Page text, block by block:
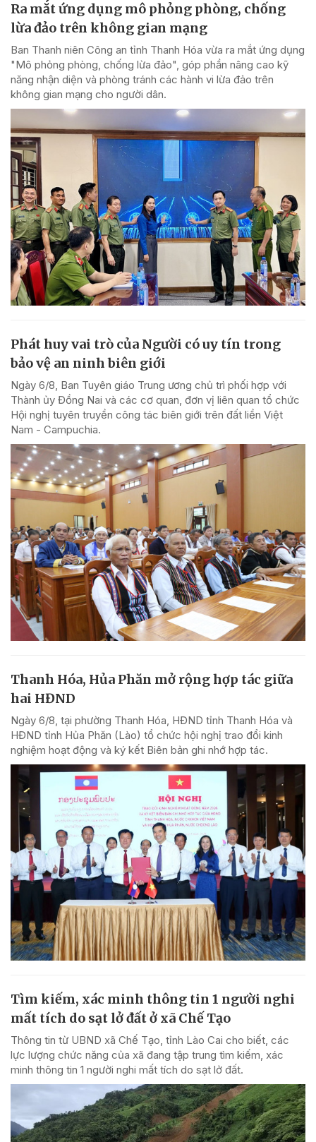
Ra mắt ứng dụng mô phỏng phòng, chống
lừa đảo trên không gian mạng
Ban Thanh niên Công an tỉnh Thanh Hóa vừa ra mắt ứng dụng
"Mô phỏng phòng, chống lừa đảo", góp phần nâng cao kỹ
năng nhận diện và phòng tránh các hành vi lừa đảo trên
không gian mạng cho người dân.
Phát huy vai trò của Người có uy tín trong
bảo vệ an ninh biên giới
Ngày 6/8, Ban Tuyên giáo Trung ương chủ trì phối hợp với
Thành ủy Đồng Nai và các cơ quan, đơn vị liên quan tổ chức
Hội nghị tuyên truyền công tác biên giới trên đất liền Việt
Nam - Campuchia.
Thanh Hóa, Hủa Phăn mở rộng hợp tác giữa
hai HĐND
Ngày 6/8, tại phường Thanh Hóa, HĐND tỉnh Thanh Hóa và
HĐND tỉnh Hủa Phăn (Lào) tổ chức hội nghị trao đổi kinh
nghiệm hoạt động và ký kết Biên bản ghi nhớ hợp tác.
Tìm kiếm, xác minh thông tin 1 người nghi
mất tích do sạt lở đất ở xã Chế Tạo
Thông tin từ UBND xã Chế Tạo, tỉnh Lào Cai cho biết, các
lực lượng chức năng của xã đang tập trung tìm kiếm, xác
minh thông tin 1 người nghi mất tích do sạt lở đất.